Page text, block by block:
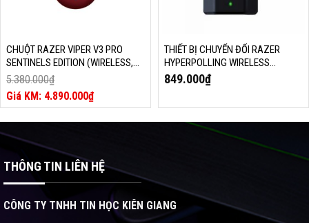
CHUỘT RAZER VIPER V3 PRO
SENTINELS EDITION (WIRELESS,
35000 DPI, RZ01-05120400-R3M1)
5.380.000₫
Giá
gốc
là:
5.380.000₫.
4.890.000₫
Giá
hiện
tại
4.890.000₫.
THIẾT BỊ CHUYỂN ĐỔI RAZER
HYPERPOLLING WIRELESS
DONGLE (RC30-04410100-R3M1)
849.000₫
THÔNG TIN LIÊN HỆ
CÔNG TY TNHH TIN HỌC KIÊN GIANG